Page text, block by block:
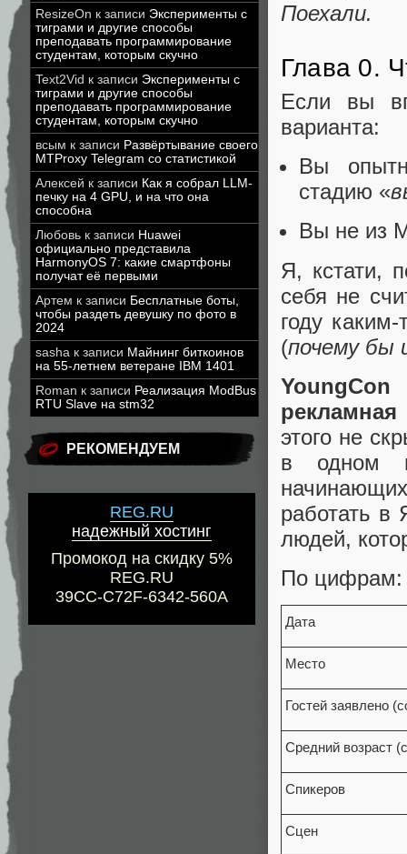
ResizeOn к записи Эксперименты с
тиграми и другие способы
преподавать программирование
студентам, которым скучно
Text2Vid к записи Эксперименты с
тиграми и другие способы
преподавать программирование
студентам, которым скучно
всым к записи Развёртывание своего
MTProxy Telegram со статистикой
Алексей к записи Как я собрал LLM-
печку на 4 GPU, и на что она
способна
Любовь к записи Huawei
официально представила
HarmonyOS 7: какие смартфоны
получат её первыми
Артем к записи Бесплатные боты,
чтобы раздеть девушку по фото в
2024
sasha к записи Майнинг биткоинов
на 55-летнем ветеране IBM 1401
Roman к записи Реализация ModBus
RTU Slave на stm32
РЕКОМЕНДУЕМ
REG.RU
надежный хостинг
Промокод на скидку 5%
REG.RU
39CC-C72F-6342-560A
Поехали.
Глава 0.
Если вы
варианта:
Вы
стадию «
Вы не из
Я, кстати,
себя не
году
(почему бы
YoungCon
этого не
в одном
работать в
людей,
По цифрам:
Дата
Место
Гостей заявлено
Средний возраст
Спикеров
Сцен